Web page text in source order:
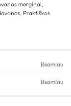
merginai,
, Praktiškos
Išsamiau
Išsamiau